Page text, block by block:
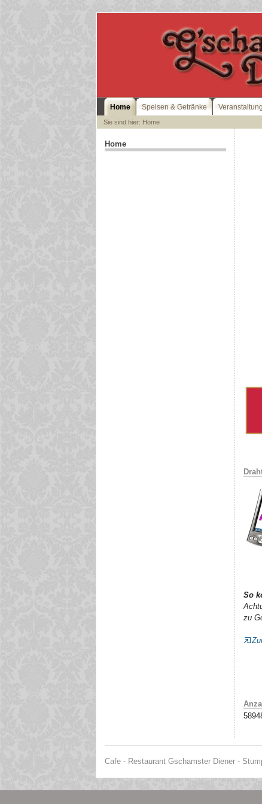
Home Speisen & Getränke
Sie sind hier: Home
Home
So
zu
Cafe - Restaurant Gschamster Diener -